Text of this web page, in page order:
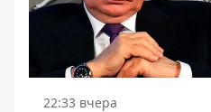
22:33 вчера